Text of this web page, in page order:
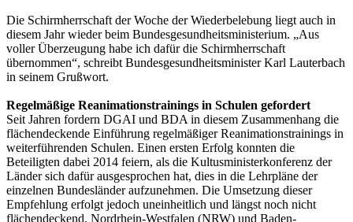
Die Schirmherrschaft der Woche der Wiederbelebung liegt auch in
diesem Jahr wieder beim Bundesgesundheitsministerium. „Aus
voller Überzeugung habe ich dafür die Schirmherrschaft
übernommen“, schreibt Bundesgesundheitsminister Karl Lauterbach
in seinem Grußwort.
Regelmäßige Reanimationstrainings in Schulen gefordert
Seit Jahren fordern DGAI und BDA in diesem Zusammenhang die
flächendeckende Einführung regelmäßiger Reanimationstrainings in
weiterführenden Schulen. Einen ersten Erfolg konnten die
Beteiligten dabei 2014 feiern, als die Kultusministerkonferenz der
Länder sich dafür ausgesprochen hat, dies in die Lehrpläne der
einzelnen Bundesländer aufzunehmen. Die Umsetzung dieser
Empfehlung erfolgt jedoch uneinheitlich und längst noch nicht
flächendeckend. Nordrhein-Westfalen (NRW) und Baden-